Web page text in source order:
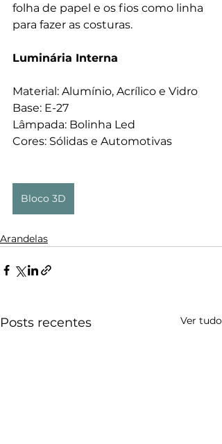
folha de papel e os fios como linha
para fazer as costuras.
Luminária Interna
Material: Alumínio, Acrílico e Vidro
Base: E-27
Lâmpada: Bolinha Led
Cores: Sólidas e Automotivas
Bloco 3D
Arandelas
Posts recentes Ver tudo